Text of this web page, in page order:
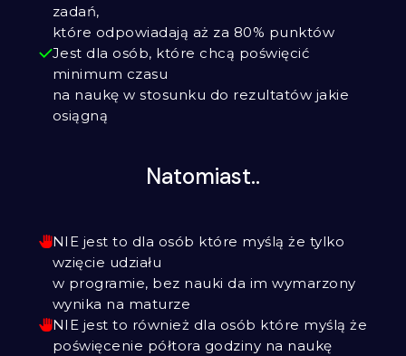
zadań,
które odpowiadają aż za 80% punktów
Jest dla osób, które chcą poświęcić
minimum czasu
na naukę w stosunku do rezultatów jakie
osiągną
Natomiast..
NIE jest to dla osób które myślą że tylko
wzięcie udziału
w programie, bez nauki da im wymarzony
wynika na maturze
NIE jest to również dla osób które myślą że
poświęcenie półtora godziny na naukę